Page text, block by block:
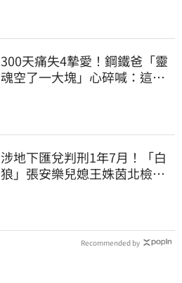
300天痛失4摯愛！鋼鐵爸「靈
魂空了一大塊」心碎喊：這輩
涉地下匯兌判刑1年7月！「白
狼」張安樂兒媳王姝茵北檢報
Recommended by